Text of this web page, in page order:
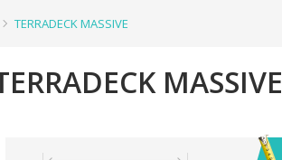
TERRADECK MASSIVE
MASSIVE